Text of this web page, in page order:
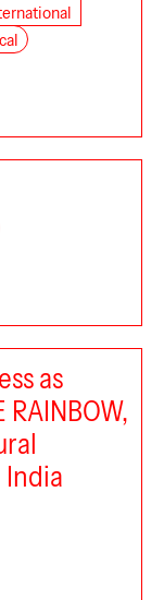
as
India